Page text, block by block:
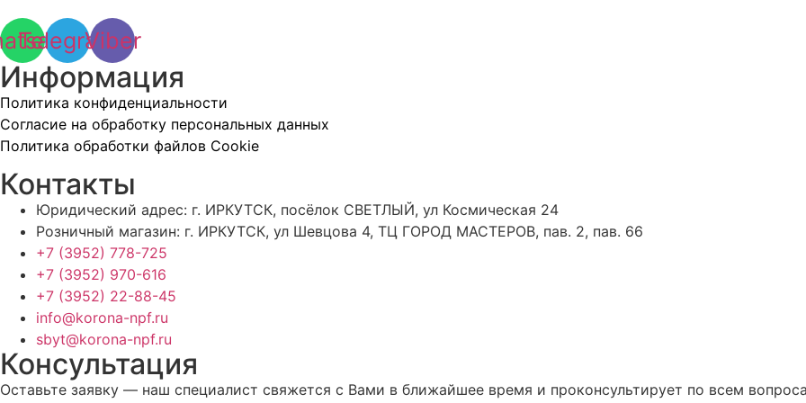
Telegram
Viber
Информация
Политика конфиденциальности
Согласие на обработку персональных данных
Политика обработки файлов Cookie
Контакты
Юридический адрес: г. ИРКУТСК, посёлок СВЕТЛЫЙ, ул Космическая 24
Розничный магазин: г. ИРКУТСК, ул Шевцова 4, ТЦ ГОРОД МАСТЕРОВ, пав. 2, пав. 66
+7 (3952) 778-725
+7 (3952) 970-616
+7 (3952) 22-88-45
info@korona-npf.ru
sbyt@korona-npf.ru
Консультация
Оставьте заявку — наш специалист свяжется с Вами в ближайшее время и проконсультирует по всем